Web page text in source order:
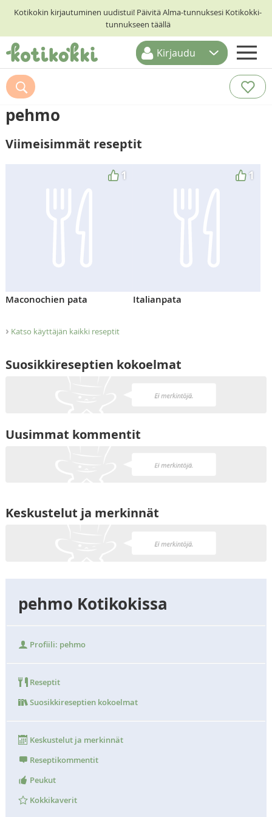
Kotikokin kirjautuminen uudistui! Päivitä Alma-tunnuksesi Kotikokki-
tunnukseen täällä
ETUSIVU
RESEPTIHAKU
RUOKATEEMAT
KESKUSTELUT
Kirjaudu
pehmo
Viimeisimmät reseptit
1
Maconochien pata
1
Italianpata
› Katso käyttäjän kaikki reseptit
Suosikkireseptien kokoelmat
Uusimmat kommentit
Keskustelut ja merkinnät
pehmo Kotikokissa
Profiili: pehmo
Reseptit
Suosikkireseptien kokoelmat
Keskustelut ja merkinnät
Reseptikommentit
Peukut
Kokkikaverit